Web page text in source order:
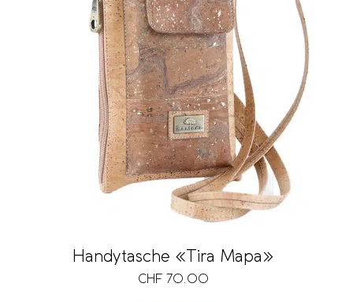
55 79 102 125
Handytasche «Tira Mapa»
CHF 70.00